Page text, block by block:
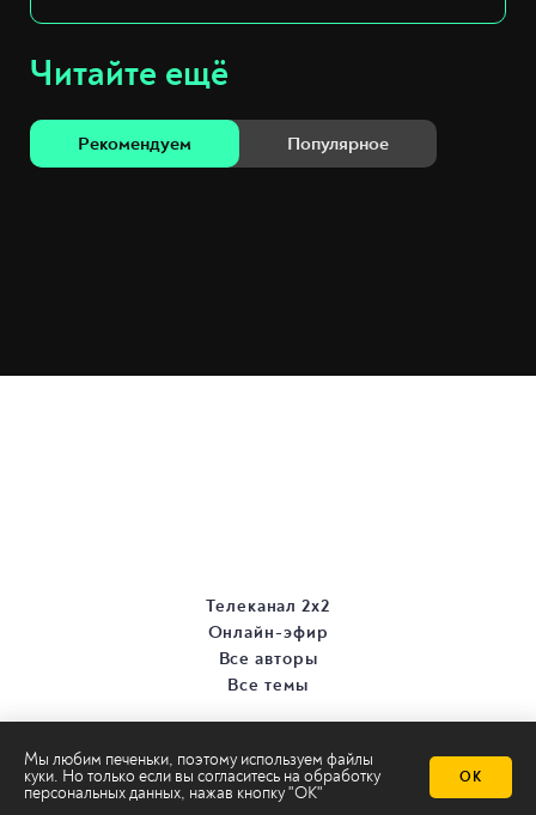
Читайте ещё
Рекомендуем Популярное
Мы любим печеньки, поэтому используем файлы
куки. Но только если вы согласитесь на обработку
персональных данных, нажав кнопку "ОК"
ОК
Телеканал 2х2
Онлайн-эфир
Все авторы
Все темы